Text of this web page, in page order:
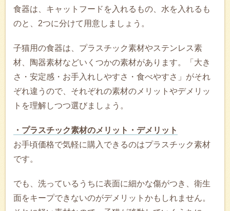
食器は、キャットフードを入れるもの、水を入れるも
のと、2つに分けて用意しましょう。
子猫用の食器は、プラスチック素材やステンレス素
材、陶器素材などいくつかの素材があります。「大き
さ・安定感・お手入れしやすさ・食べやすさ」がそれ
ぞれ違うので、それぞれの素材のメリットやデメリッ
トを理解しつつ選びましょう。
・プラスチック素材のメリット・デメリット
お手頃価格で気軽に購入できるのはプラスチック素材
です。
でも、洗っているうちに表面に細かな傷がつき、衛生
面をキープできないのがデメリットかもしれません。